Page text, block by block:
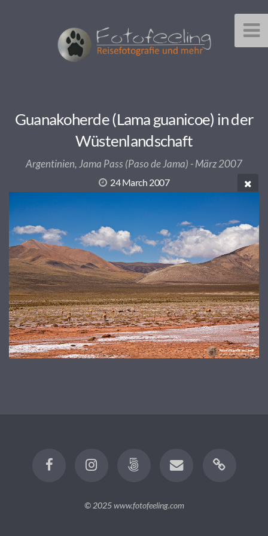
Guanakoherde (Lama guanicoe) in der
Wüstenlandschaft
Argentinien, Jama Pass (Paso de Jama) - März 2007
24 March 2007
© 2025www.fotofeeling.com